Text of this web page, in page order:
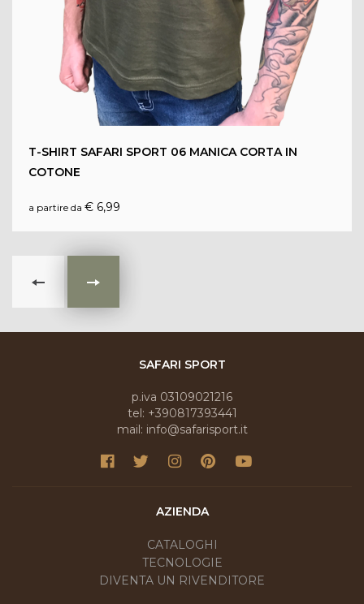
T-SHIRT SAFARI SPORT 06 MANICA CORTA IN
COTONE
a partire da € 6,99
SAFARI SPORT
p.iva 03109021216
tel: +390817393441
mail: info@safarisport.it
AZIENDA
CATALOGHI
TECNOLOGIE
DIVENTA UN RIVENDITORE